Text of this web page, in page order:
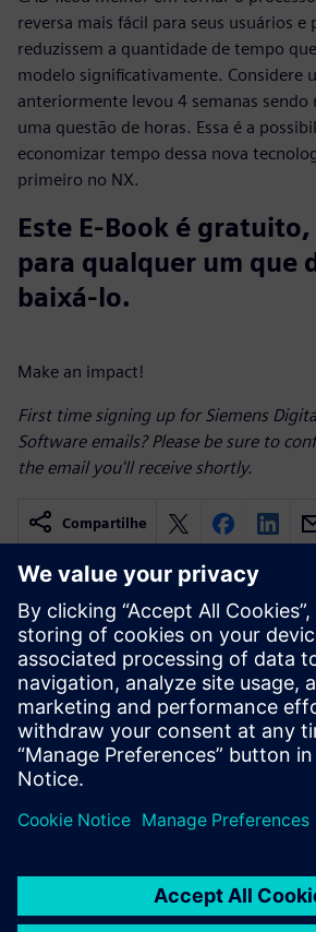
reversa mais fácil para seus usuários
reduzissem a quantidade de tempo
modelo significativamente. Considere
anteriormente levou 4 semanas sendo
uma questão de horas. Essa é a
economizar tempo dessa nova
primeiro no NX.
Este E-Book é
para qualquer um que
baixá-lo.
Make an impact!
First time signing up for Siemens
Software emails? Please be sure to
the email you'll receive shortly.
Compartilhe
Recursos